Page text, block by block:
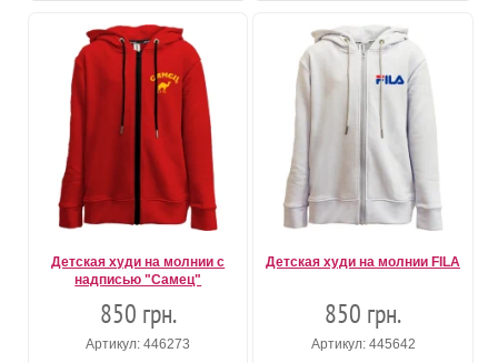
Детская худи на молнии с
надписью "Самец"
850 грн.
Артикул: 446273
Детская худи на молнии FILA
850 грн.
Артикул: 445642